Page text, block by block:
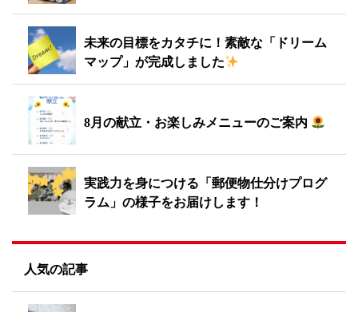
未来の目標をカタチに！素敵な「ドリーム
マップ」が完成しました
8月の献立・お楽しみメニューのご案内
実践力を身につける「郵便物仕分けプログ
ラム」の様子をお届けします！
人気の記事